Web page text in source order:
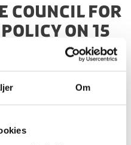
Om
Council for
on 15